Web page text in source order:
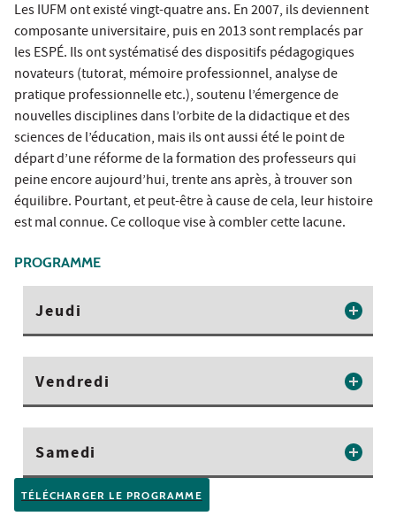
Les IUFM ont existé vingt-quatre ans. En 2007, ils deviennent
composante universitaire, puis en 2013 sont remplacés par
les ESPÉ. Ils ont systématisé des dispositifs pédagogiques
novateurs (tutorat, mémoire professionnel, analyse de
pratique professionnelle etc.), soutenu l’émergence de
nouvelles disciplines dans l’orbite de la didactique et des
sciences de l’éducation, mais ils ont aussi été le point de
départ d’une réforme de la formation des professeurs qui
peine encore aujourd’hui, trente ans après, à trouver son
équilibre. Pourtant, et peut-être à cause de cela, leur histoire
est mal connue. Ce colloque vise à combler cette lacune.
PROGRAMME
Jeudi
Vendredi
Samedi
TÉLÉCHARGER LE PROGRAMME